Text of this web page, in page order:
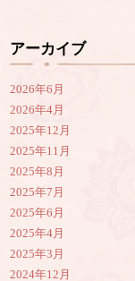
アーカイブ
2026年6月
2026年4月
2025年12月
2025年11月
2025年8月
2025年7月
2025年6月
2025年4月
2025年3月
2024年12月